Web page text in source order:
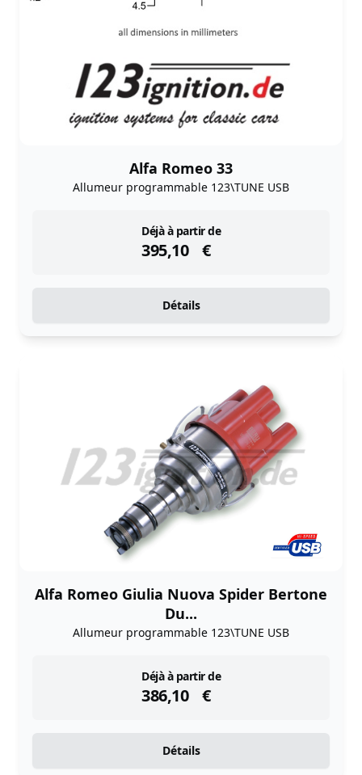
Alfa Romeo 33
Allumeur programmable 123\TUNE USB
Déjà à partir de
395,10 €
instock
Détails
Alfa Romeo Giulia Nuova Spider Bertone
Du...
Allumeur programmable 123\TUNE USB
Déjà à partir de
386,10 €
instock
Détails